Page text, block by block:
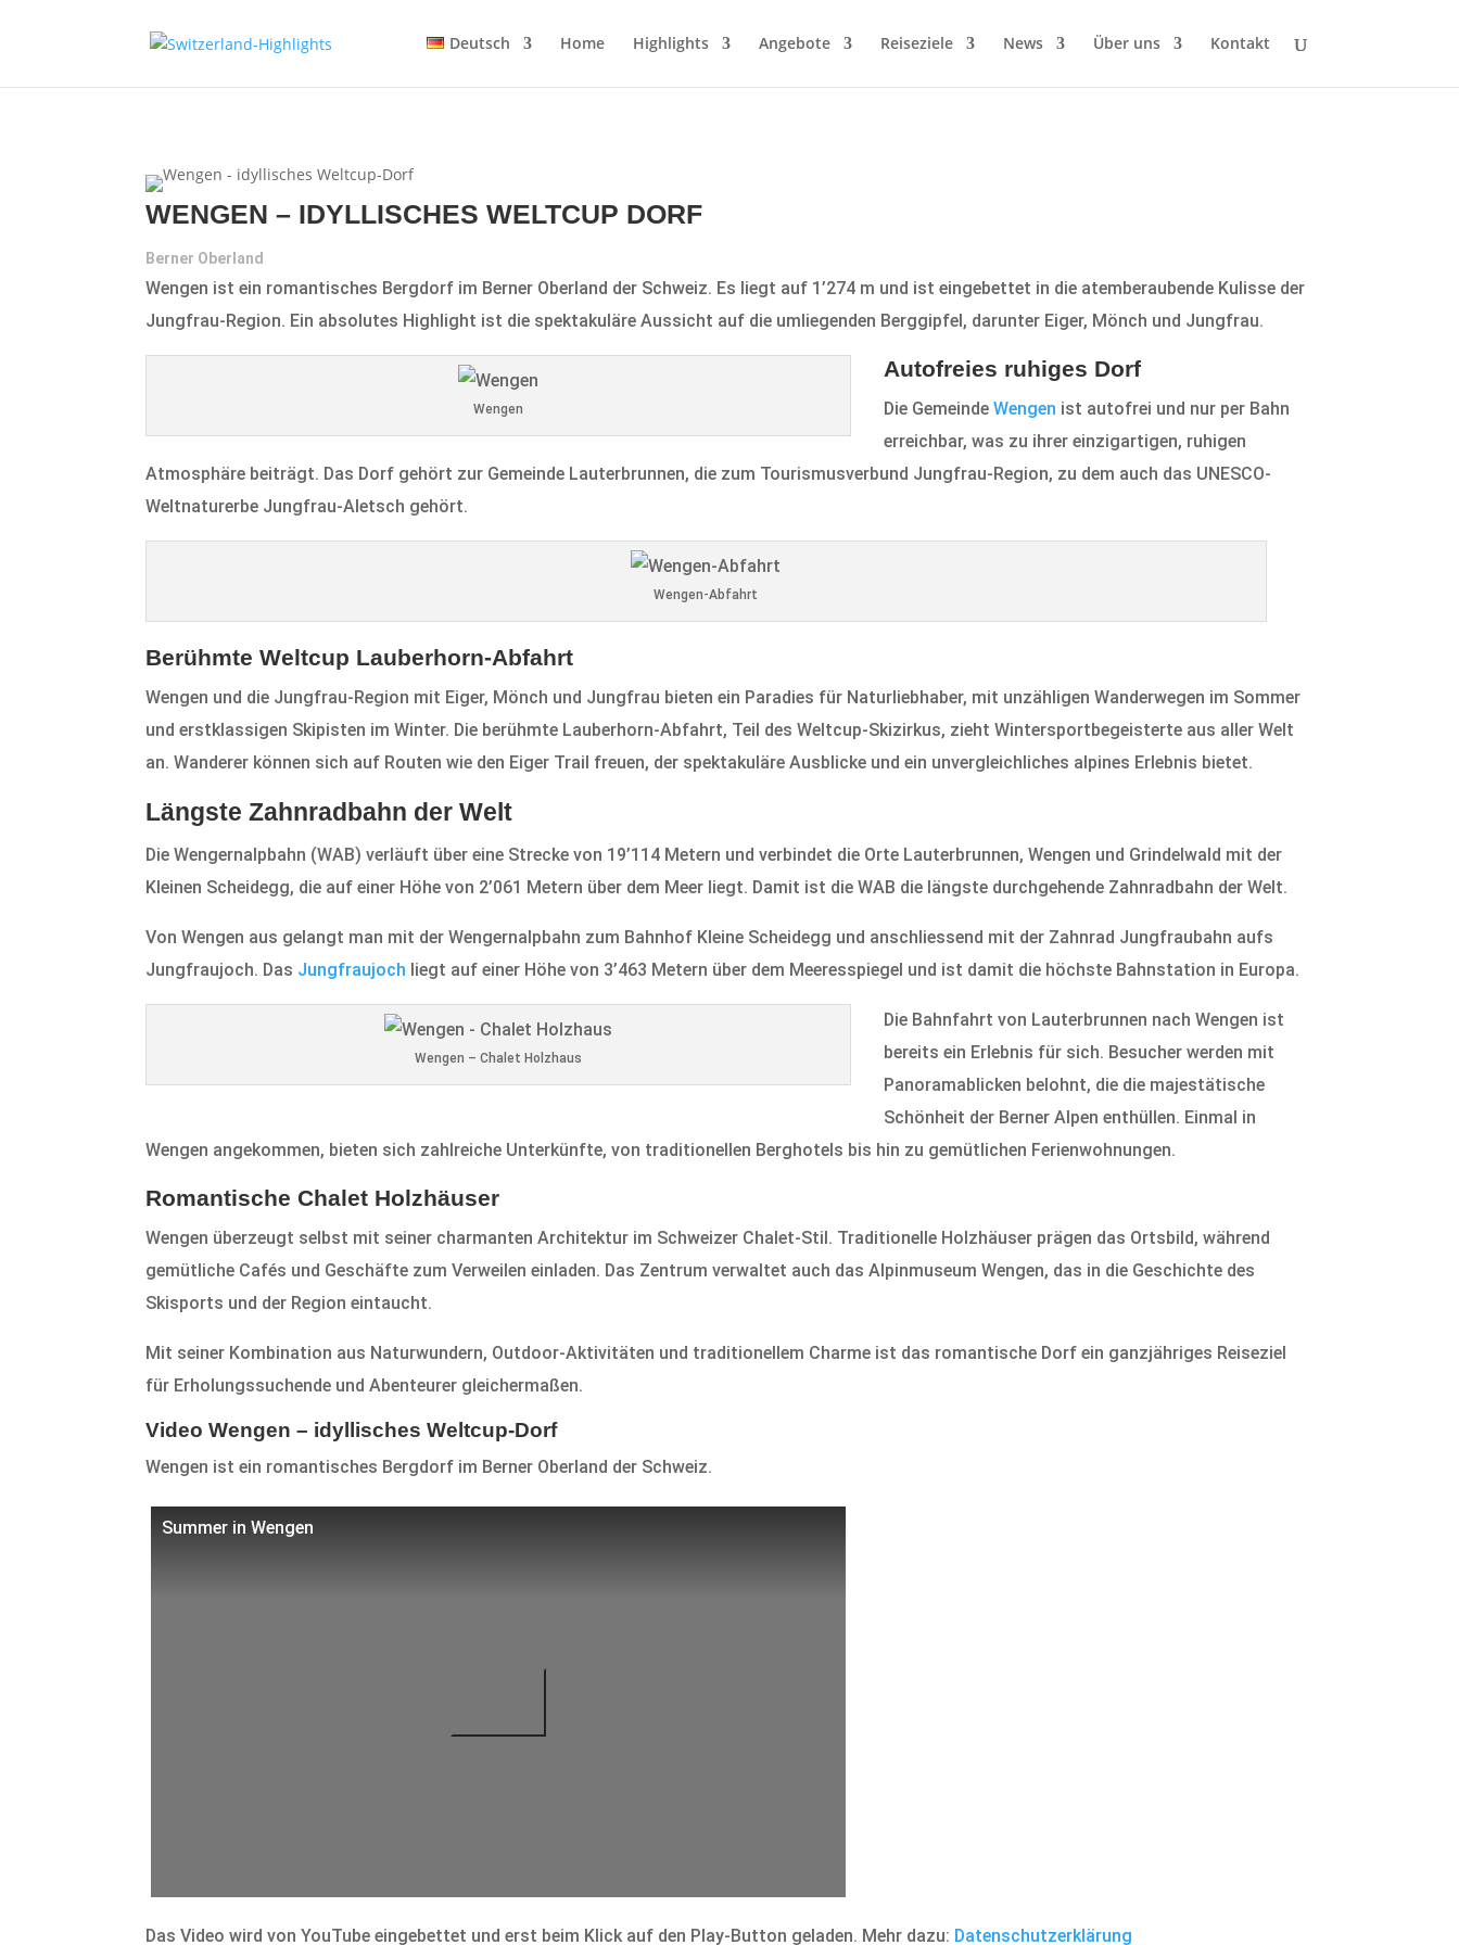
Deutsch Home Highlights Angebote Reiseziele News Über uns Kontakt
WENGEN – IDYLLISCHES WELTCUP DORF
Berner Oberland
Wengen ist ein romantisches Bergdorf im Berner Oberland der Schweiz. Es liegt auf 1’274 m und ist eingebettet in die atemberaubende Kulisse der
Jungfrau-Region. Ein absolutes Highlight ist die spektakuläre Aussicht auf die umliegenden Berggipfel, darunter Eiger, Mönch und Jungfrau.
Wengen
Autofreies ruhiges Dorf
Die GemeindeWengen ist autofrei und nur per Bahn
erreichbar, was zu ihrer einzigartigen, ruhigen
Atmosphäre beiträgt. Das Dorf gehört zur Gemeinde Lauterbrunnen, die zum Tourismusverbund Jungfrau-Region, zu dem auch das UNESCO-
Weltnaturerbe Jungfrau-Aletsch gehört.
Wengen-Abfahrt
Berühmte Weltcup Lauberhorn-Abfahrt
Wengen und die Jungfrau-Region mit Eiger, Mönch und Jungfrau bieten ein Paradies für Naturliebhaber, mit unzähligen Wanderwegen im Sommer
und erstklassigen Skipisten im Winter. Die berühmte Lauberhorn-Abfahrt, Teil des Weltcup-Skizirkus, zieht Wintersportbegeisterte aus aller Welt
an. Wanderer können sich auf Routen wie den Eiger Trail freuen, der spektakuläre Ausblicke und ein unvergleichliches alpines Erlebnis bietet.
Längste Zahnradbahn der Welt
Die Wengernalpbahn (WAB) verläuft über eine Strecke von 19’114 Metern und verbindet die Orte Lauterbrunnen, Wengen und Grindelwald mit der
Kleinen Scheidegg, die auf einer Höhe von 2’061 Metern über dem Meer liegt. Damit ist die WAB die längste durchgehende Zahnradbahn der Welt.
Von Wengen aus gelangt man mit der Wengernalpbahn zum Bahnhof Kleine Scheidegg und anschliessend mit der Zahnrad Jungfraubahn aufs
Jungfraujoch. Das Jungfraujoch liegt auf einer Höhe von 3’463 Metern über dem Meeresspiegel und ist damit die höchste Bahnstation in Europa.
Wengen – Chalet Holzhaus
Die Bahnfahrt von Lauterbrunnen nach Wengen ist
bereits ein Erlebnis für sich. Besucher werden mit
Panoramablicken belohnt, die die majestätische
Schönheit der Berner Alpen enthüllen. Einmal in
Wengen angekommen, bieten sich zahlreiche Unterkünfte, von traditionellen Berghotels bis hin zu gemütlichen Ferienwohnungen.
Romantische Chalet Holzhäuser
Wengen überzeugt selbst mit seiner charmanten Architektur im Schweizer Chalet-Stil. Traditionelle Holzhäuser prägen das Ortsbild, während
gemütliche Cafés und Geschäfte zum Verweilen einladen. Das Zentrum verwaltet auch das Alpinmuseum Wengen, das in die Geschichte des
Skisports und der Region eintaucht.
Mit seiner Kombination aus Naturwundern, Outdoor-Aktivitäten und traditionellem Charme ist das romantische Dorf ein ganzjähriges Reiseziel
für Erholungssuchende und Abenteurer gleichermaßen.
Video Wengen – idyllisches Weltcup-Dorf
Wengen ist ein romantisches Bergdorf im Berner Oberland der Schweiz.
Summer in Wengen
Das Video wird von YouTube eingebettet und erst beim Klick auf den Play-Button geladen. Mehr dazu: Datenschutzerklärung